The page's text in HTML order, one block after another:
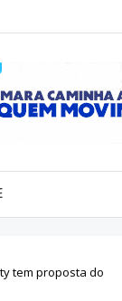
tem proposta do